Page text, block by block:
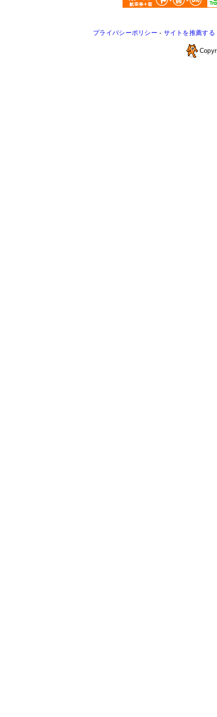
プライバシーポリシー - サイトを推薦する